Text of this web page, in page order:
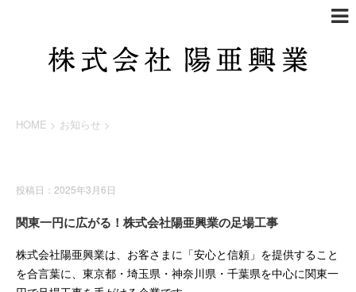
HOME > お知らせ >
投稿日：2025年3月6日
関東一円に広がる！株式会社陽亜興業の足場工事
株式会社陽亜興業は、お客さまに「安心と信頼」を提供すること
を合言葉に、東京都・埼玉県・神奈川県・千葉県を中心に関東一